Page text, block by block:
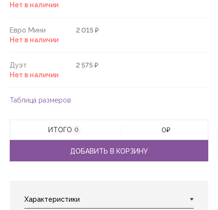
Нет в наличии
Евро Мини
2 015 ₽
Нет в наличии
Дуэт
2 575 ₽
Нет в наличии
Таблица размеров
ИТОГО 0 0₽
ДОБАВИТЬ В КОРЗИНУ